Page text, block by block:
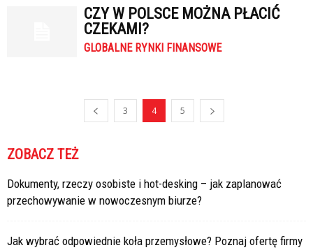
CZY W POLSCE MOŻNA PŁACIĆ
CZEKAMI?
GLOBALNE RYNKI FINANSOWE
3 4 5
ZOBACZ TEŻ
Dokumenty, rzeczy osobiste i hot-desking – jak zaplanować
przechowywanie w nowoczesnym biurze?
Jak wybrać odpowiednie koła przemysłowe? Poznaj ofertę firmy